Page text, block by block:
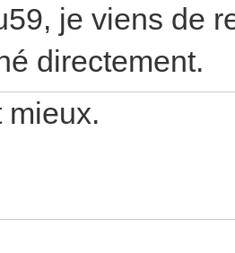
je viens de
directement.
mieux.